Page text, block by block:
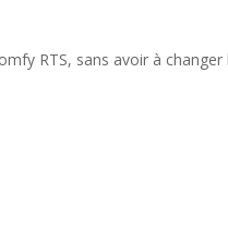
RTS, sans avoir à